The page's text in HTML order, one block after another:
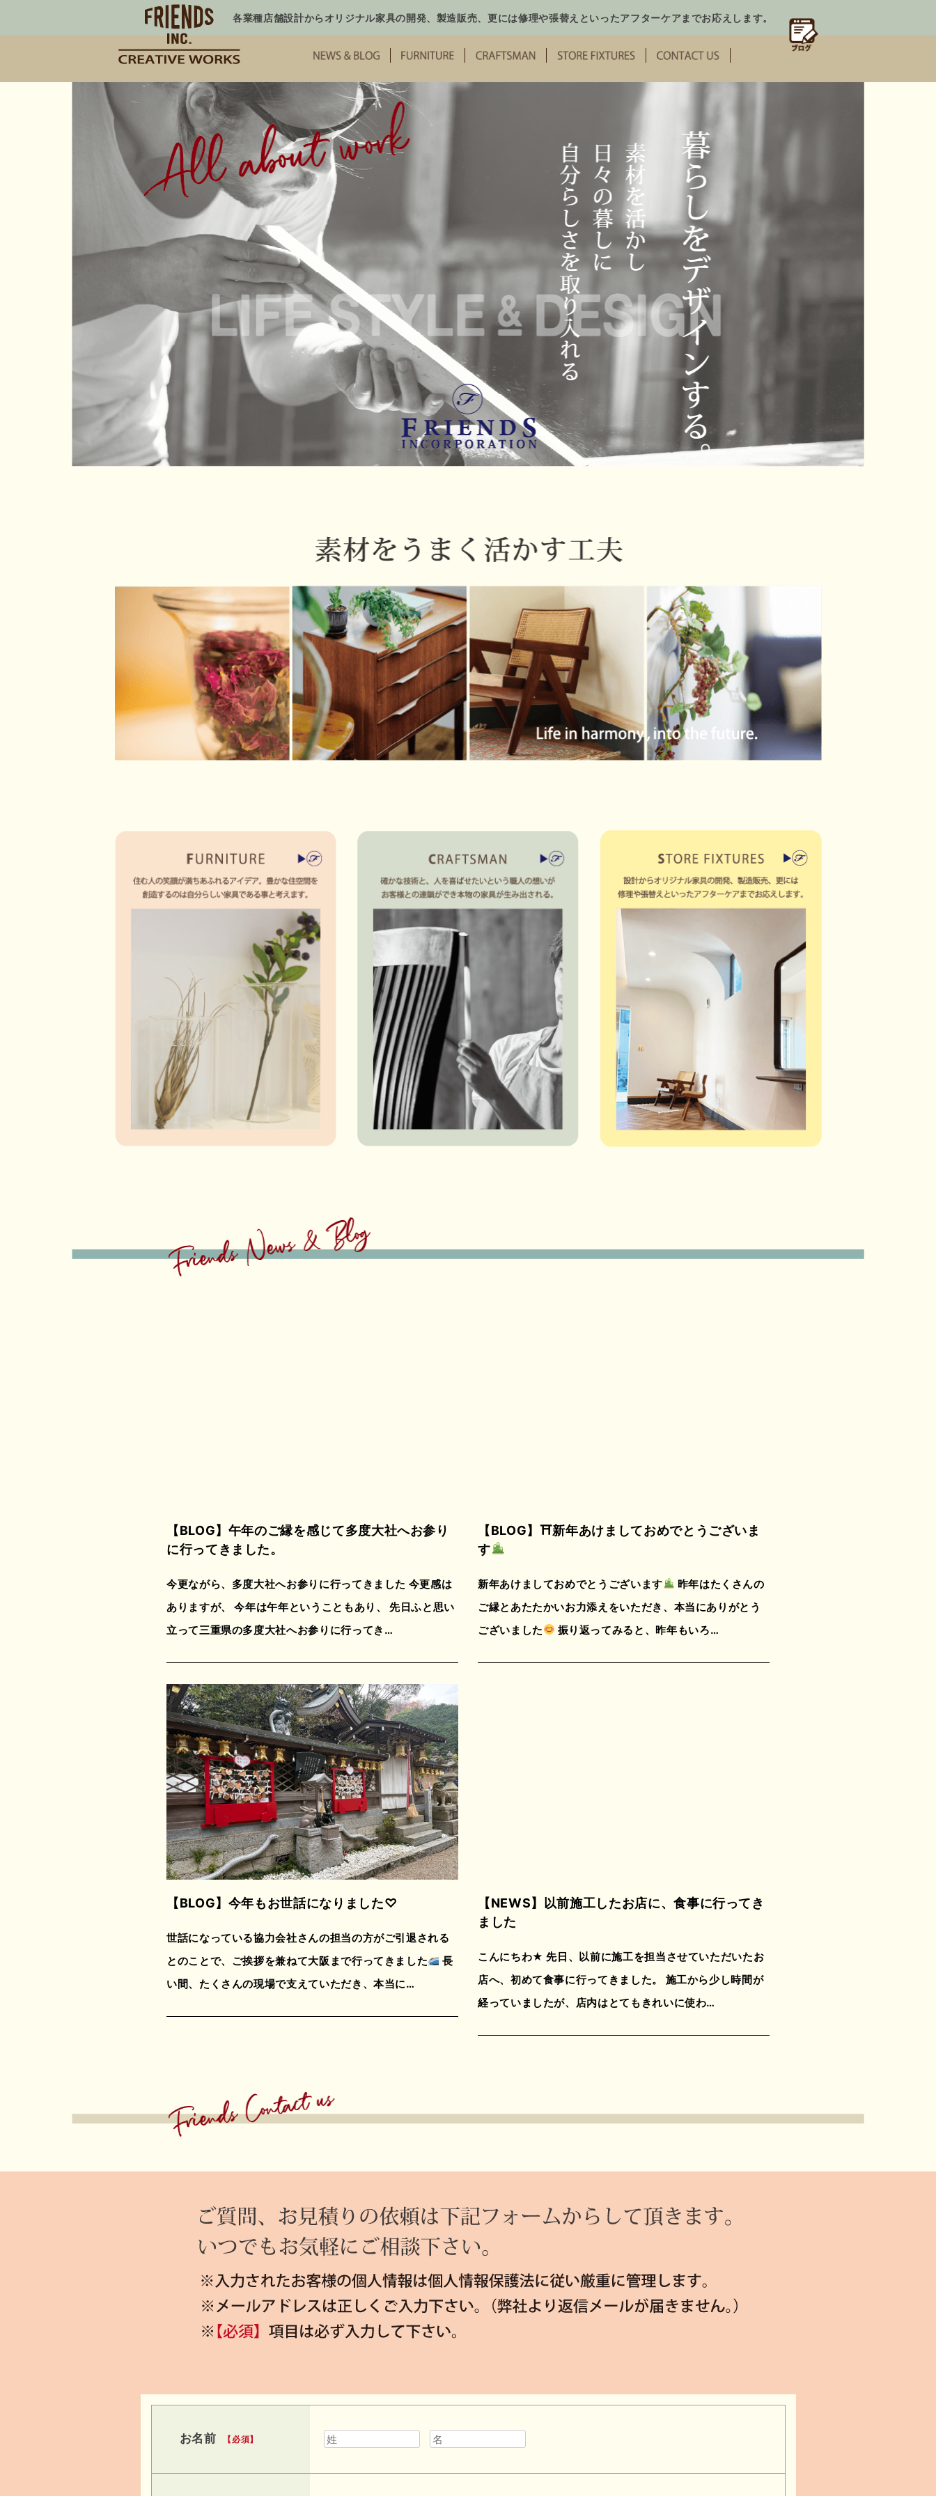
各業種店舗設計からオリジナル家具の開発、製造販売、更には修理や張替えといったアフターケアまでお応えします。
【BLOG】 午年のご縁を感じて多度大社へお参り
に行ってきました。
今更ながら、多度大社へお参りに行ってきました 今更感は
ありますが、 今年は午年ということもあり、 先日ふと思い
立って三重県の多度大社へお参りに行ってき…
【BLOG】 ⛩新年あけましておめでとうございま
す
新年あけましておめでとうございます
昨年はたくさんの
ご縁とあたたかいお力添えをいただき、本当にありがとう
ございました
振り返ってみると、昨年もいろ…
【BLOG】 今年もお世話になりました♡
世話になっている協力会社さんの担当の方がご引退される
とのことで、ご挨拶を兼ねて大阪まで行ってきました
長
い間、たくさんの現場で支えていただき、本当に…
【NEWS】
以前施工したお店に、食事に行ってき
ました
こんにちわ★ 先日、以前に施工を担当させていただいたお
店へ、初めて食事に行ってきました。 施工から少し時間が
経っていましたが、店内はとてもきれいに使わ…
お名前 【必須】